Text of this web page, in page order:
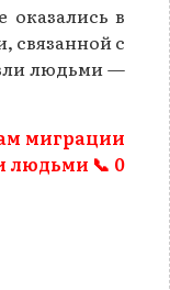
в
связанной с
людьми —
миграции
людьми 📞 0